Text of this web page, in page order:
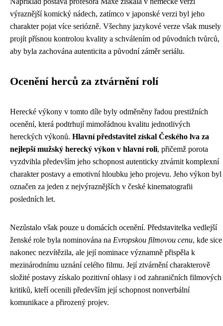
výraznější komický nádech, zatímco v japonské verzi byl jeho
charakter pojat více seriózně. Všechny jazykové verze však musely
projít přísnou kontrolou kvality a schválením od původních tvůrců,
aby byla zachována autenticita a původní záměr seriálu.
Ocenění herců za ztvárnění rolí
Herecké výkony v tomto díle byly odměněny řadou prestižních
ocenění, která podtrhují mimořádnou kvalitu jednotlivých
hereckých výkonů. Hlavní představitel získal Českého lva za
nejlepší mužský herecký výkon v hlavní roli, přičemž porota
vyzdvihla především jeho schopnost autenticky ztvárnit komplexní
charakter postavy a emotivní hloubku jeho projevu. Jeho výkon byl
označen za jeden z nejvýraznějších v české kinematografii
posledních let.
Nezůstalo však pouze u domácích ocenění. Představitelka vedlejší
ženské role byla nominována na Evropskou filmovou cenu, kde sice
nakonec nezvítězila, ale její nominace významně přispěla k
mezinárodnímu uznání celého filmu. Její ztvárnění charakterově
složité postavy získalo pozitivní ohlasy i od zahraničních filmových
kritiků, kteří ocenili především její schopnost nonverbální
komunikace a přirozený projev.